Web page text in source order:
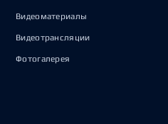
Видеоматериалы
Видеотрансляции
Фотогалерея